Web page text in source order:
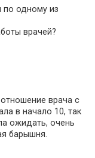
по одному из
врачей?
врача с
в начало 10, так
ожидать, очень
барышня.